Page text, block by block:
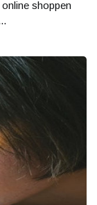
shoppen